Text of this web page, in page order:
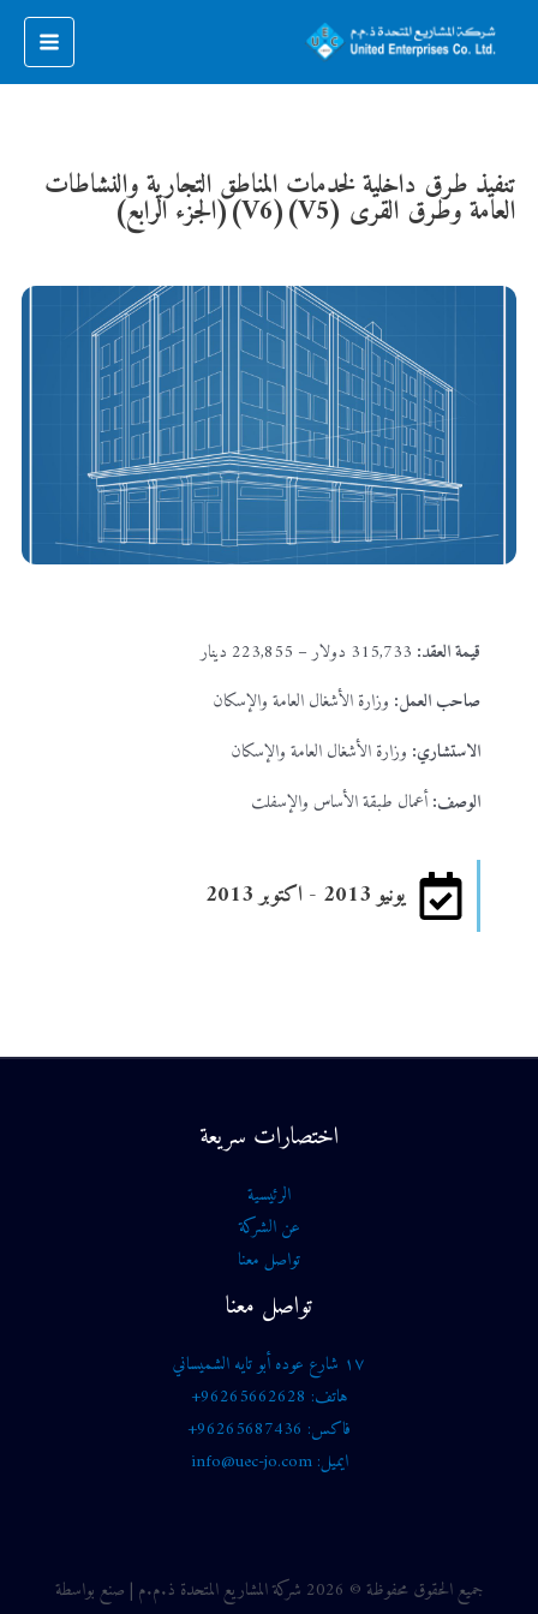
تنفيذ طرق داخلية لخدمات المناطق التجارية والنشاطات
العامة وطرق القرى (V5)(V6)(الجزء الرابع)
قيمة العقد:
صاحب العمل: وزارة الأشغال العامة والإسكان
الاستشاري: وزارة الأشغال العامة والإسكان
الوصف:أعمال طبقة الأساس والإسفلت
يونيو 2013 - اكتوبر 2013
اختصارات سريعة
الرئيسية
عن الشركة
تواصل معنا
تواصل معنا
١٧ شارع عوده أبو تايه الشميساني
هاتف: 96265662628+
فاكس: 96265687436+
ايميل: info@uec-jo.com
جميع الحقوق محفوظة © 2026 شركة المشاريع المتحدة ذ.م.م | صنع بواسطة